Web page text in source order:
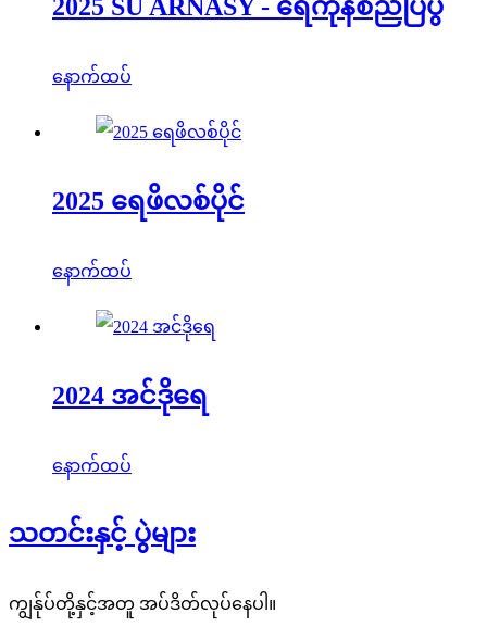
2025 SU ARNASY - ရေကုန်စည်ပြပွဲ
နောက်ထပ်
2025 ရေဖိလစ်ပိုင်
နောက်ထပ်
2024 အင်ဒိုရေ
နောက်ထပ်
သတင်းနှင့် ပွဲများ
ကျွန်ုပ်တို့နှင့်အတူ အပ်ဒိတ်လုပ်နေပါ။